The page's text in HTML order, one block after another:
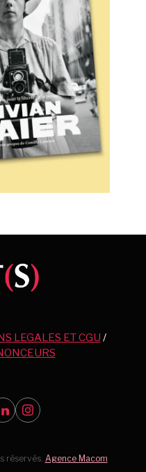
LEGALES ET CGU /
réservés. Agence Macom